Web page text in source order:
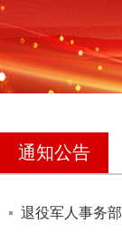
通知公告